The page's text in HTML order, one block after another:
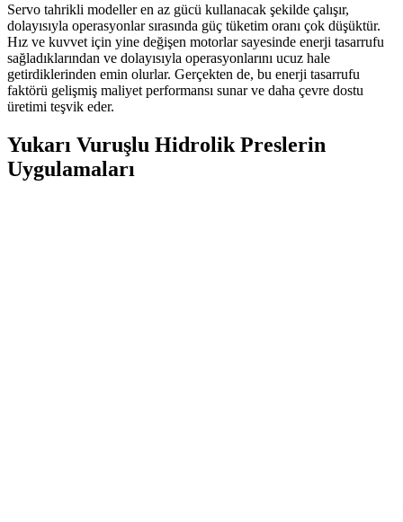
Servo tahrikli modeller en az gücü kullanacak şekilde çalışır,
dolayısıyla operasyonlar sırasında güç tüketim oranı çok düşüktür.
Hız ve kuvvet için yine değişen motorlar sayesinde enerji tasarrufu
sağladıklarından ve dolayısıyla operasyonlarını ucuz hale
getirdiklerinden emin olurlar. Gerçekten de, bu enerji tasarrufu
faktörü gelişmiş maliyet performansı sunar ve daha çevre dostu
üretimi teşvik eder.
Yukarı Vuruşlu Hidrolik Preslerin
Uygulamaları